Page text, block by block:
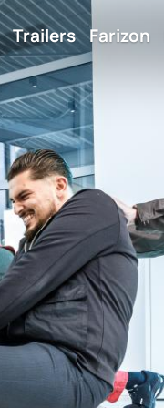
Trailers Farizon